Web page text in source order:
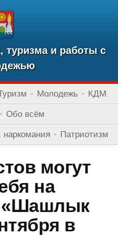
туризма и работы с
Молодежь КДМ
Обо всём
наркомания Патриотизм
могут
на
«Шашлык
в